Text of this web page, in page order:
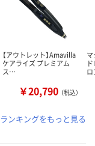
【アウトレット】Amavilla
ケアライズ プレミアム
ス…
￥20,790 （税込）
ランキングをもっと見る